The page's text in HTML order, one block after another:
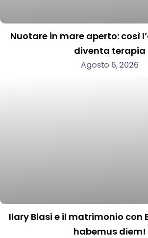
Nuotare in mare aperto: così
diventa terapia
Agosto 6, 2026
Ilary Blasi e il matrimonio con
habemus diem!